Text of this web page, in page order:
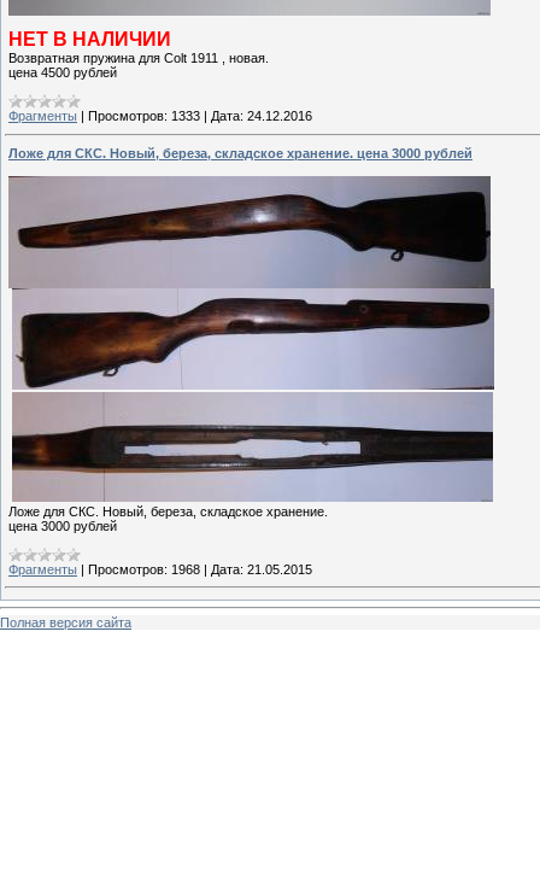
НЕТ В НАЛИЧИИ
Возвратная пружина для Colt 1911 , новая.
цена 4500 рублей
Фрагменты Просмотров: 1333 Дата: 24.12.2016
Ложе для СКС. Новый, береза, складское хранение. цена 3000 рублей
Ложе для СКС. Новый, береза, складское хранение.
цена 3000 рублей
Фрагменты Просмотров: 1968 Дата: 21.05.2015
Полная версия сайта